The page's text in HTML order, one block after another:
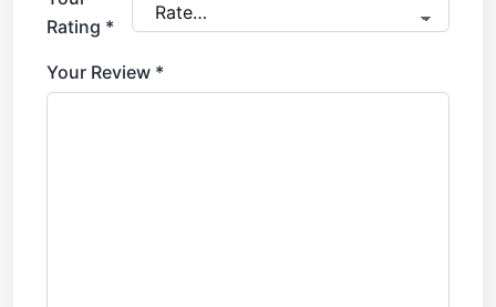
Rating *
Your Review *